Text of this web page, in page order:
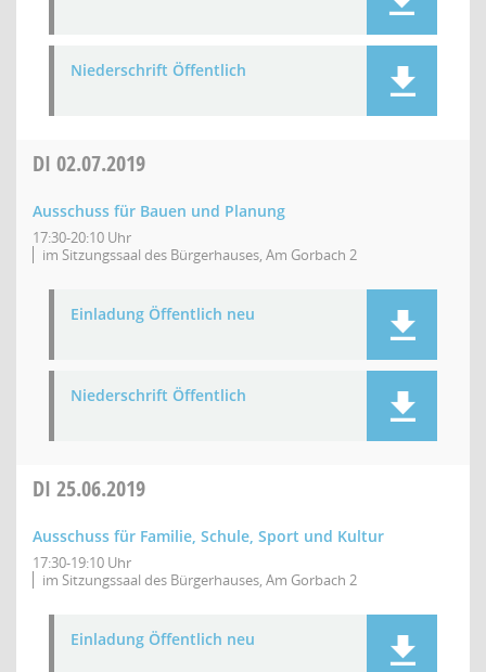
Niederschrift Öffentlich
DI 02.07.2019
Ausschuss für Bauen und Planung
17:30-20:10 Uhr
im Sitzungssaal des Bürgerhauses, Am Gorbach 2
Einladung Öffentlich neu
Niederschrift Öffentlich
DI 25.06.2019
Ausschuss für Familie, Schule, Sport und Kultur
17:30-19:10 Uhr
im Sitzungssaal des Bürgerhauses, Am Gorbach 2
Einladung Öffentlich neu